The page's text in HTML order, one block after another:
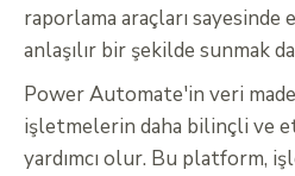
raporlama araçları
anlaşılır bir şekilde sunmak
Power Automate'in veri
işletmelerin daha bilinçli ve
yardımcı olur. Bu platform,